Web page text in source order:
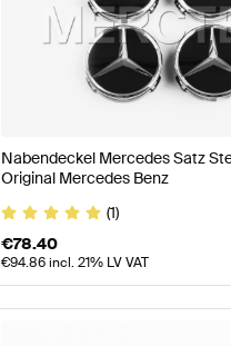
Nabendeckel Mercedes Satz
Original Mercedes Benz
(1)
€78.40
€94.86incl. 21% LV VAT